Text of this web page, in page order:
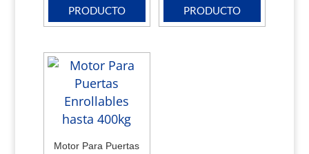
PRODUCTO
PRODUCTO
Motor Para Puertas